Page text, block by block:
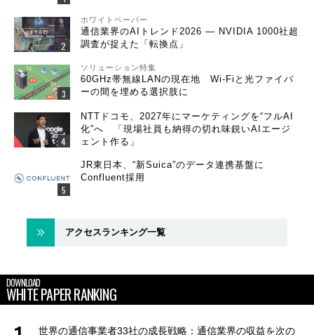
ホワイトペーパー
通信業界のAIトレンド2026 ― NVIDIA 1000社超
調査が捉えた「転換点」
ソリューション特集
60GHz帯無線LANの現在地 Wi-Fiと光ファイバ
ーの間を埋める選択肢に
NTTドコモ、2027年にマーケティングを“フルAI
化”へ 「現場社員も納得の切れ味鋭いAIエージ
ェント作る」
JR東日本、“新Suica”のデータ連携基盤に
Confluent採用
アクセスランキング一覧
DOWNLOAD
WHITE PAPER RANKING
世界の通信事業者33社の成長戦略：通信業界の収益を次の